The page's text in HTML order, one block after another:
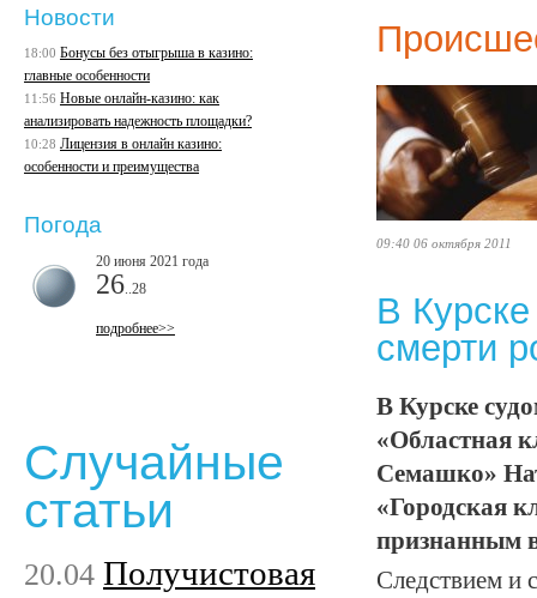
09:40 06 октября 2011
В
смерти
В Курске
«Областная
Семашко»
«Городская
признанным
Следствием и
Новости
18:00 Бонусы без отыгрыша в казино:
главные особенности
11:56 Новые онлайн-казино: как
анализировать надежность площадки?
10:28 Лицензия в онлайн казино:
особенности и преимущества
Погода
20 июня 2021 года
26 ..28
подробнее>>
Случайные
статьи
20.04 Получистовая